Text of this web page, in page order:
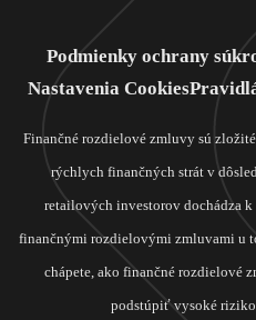
Podmienky ochrany
Nastavenia Cookies
Finančné rozdielové zmluvy sú
rýchlych finančných strát v
retailových investorov dochádza
finančnými rozdielovými zmluvami u
chápete, ako finančné rozdielové
podstúpiť vysoké